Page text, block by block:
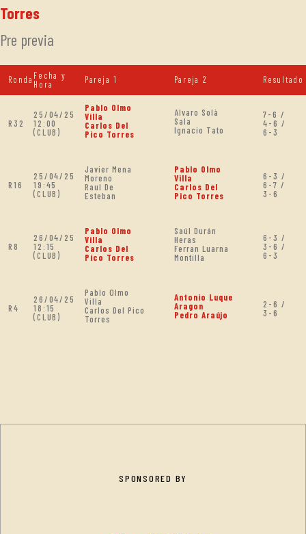
Torres
Pre previa
Ronda Fecha y
Hora
Pareja 1 Pareja 2 Resultado
R32
25/04/25
12:00
(CLUB)
Pablo Olmo
Villa
Carlos Del
Pico Torres
Alvaro Solà
Sala
Ignacio Tato
7-6 /
4-6 /
6-3
R16
25/04/25
19:45
(CLUB)
Javier Mena
Moreno
Raul De
Esteban
Pablo Olmo
Villa
Carlos Del
Pico Torres
6-3 /
6-7 /
3-6
R8
26/04/25
12:15
(CLUB)
Pablo Olmo
Villa
Carlos Del
Pico Torres
Saúl Durán
Heras
Ferran Luarna
Montilla
6-3 /
3-6 /
6-3
R4
26/04/25
18:15
(CLUB)
Pablo Olmo
Villa
Carlos Del Pico
Torres
Antonio Luque
Aragon
Pedro Araújo
2-6 /
3-6
SPONSORED BY